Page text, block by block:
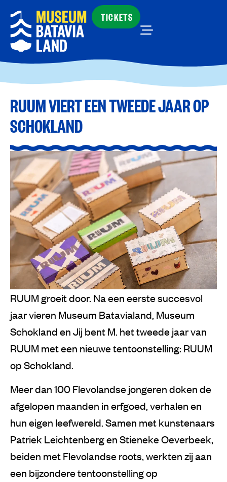
TICKETS
RUUM VIERT EEN TWEEDE JAAR OP
SCHOKLAND
RUUM groeit door. Na een eerste succesvol
jaar vieren Museum Batavialand, Museum
Schokland en Jij bent M. het tweede jaar van
RUUM met een nieuwe tentoonstelling: RUUM
op Schokland.
Meer dan 100 Flevolandse jongeren doken de
afgelopen maanden in erfgoed, verhalen en
hun eigen leefwereld. Samen met kunstenaars
Patriek Leichtenberg en Stieneke Oeverbeek,
beiden met Flevolandse roots, werkten zij aan
een bijzondere tentoonstelling op